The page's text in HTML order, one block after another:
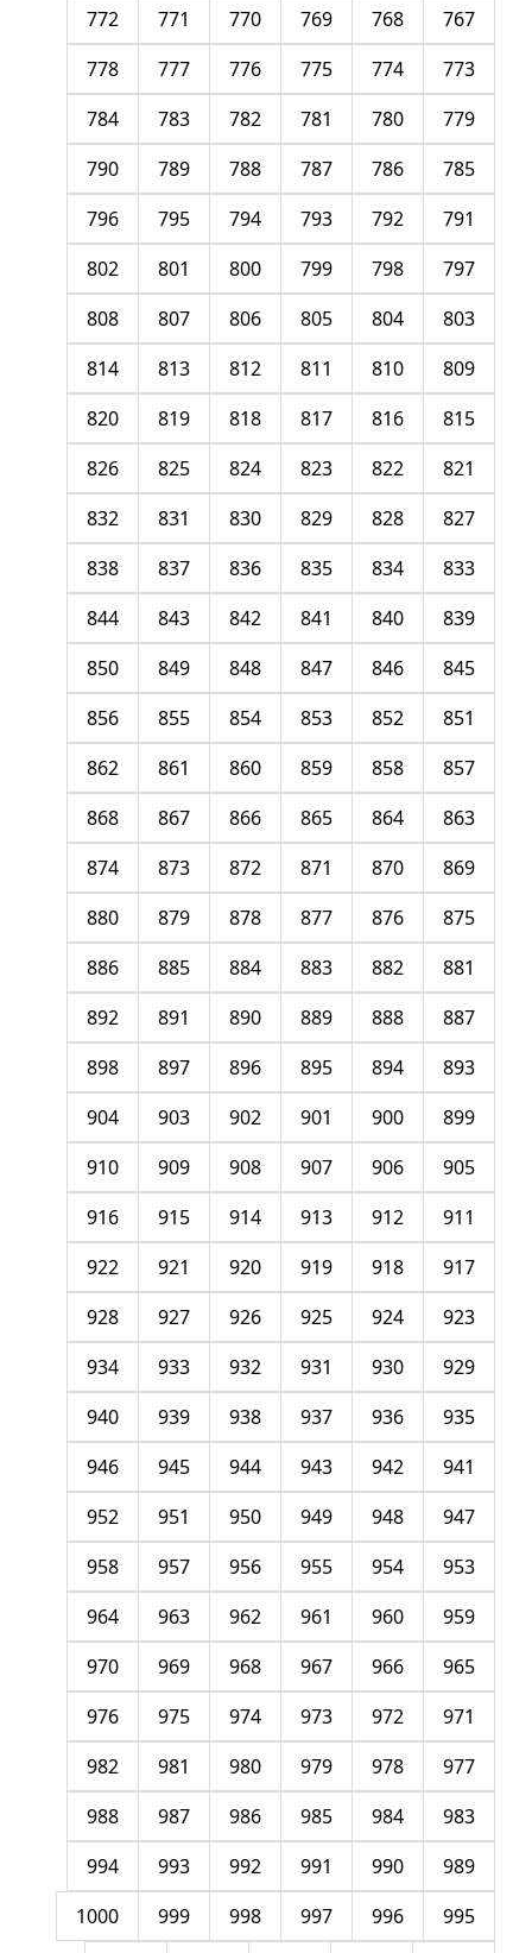
767
768
769
770
771
772
773
774
775
776
777
778
779
780
781
782
783
784
785
786
787
788
789
790
791
792
793
794
795
796
797
798
799
800
801
802
803
804
805
806
807
808
809
810
811
812
813
814
815
816
817
818
819
820
821
822
823
824
825
826
827
828
829
830
831
832
833
834
835
836
837
838
839
840
841
842
843
844
845
846
847
848
849
850
851
852
853
854
855
856
857
858
859
860
861
862
863
864
865
866
867
868
869
870
871
872
873
874
875
876
877
878
879
880
881
882
883
884
885
886
887
888
889
890
891
892
893
894
895
896
897
898
899
900
901
902
903
904
905
906
907
908
909
910
911
912
913
914
915
916
917
918
919
920
921
922
923
924
925
926
927
928
929
930
931
932
933
934
935
936
937
938
939
940
941
942
943
944
945
946
947
948
949
950
951
952
953
954
955
956
957
958
959
960
961
962
963
964
965
966
967
968
969
970
971
972
973
974
975
976
977
978
979
980
981
982
983
984
985
986
987
988
989
990
991
992
993
994
995
996
997
998
999
1000